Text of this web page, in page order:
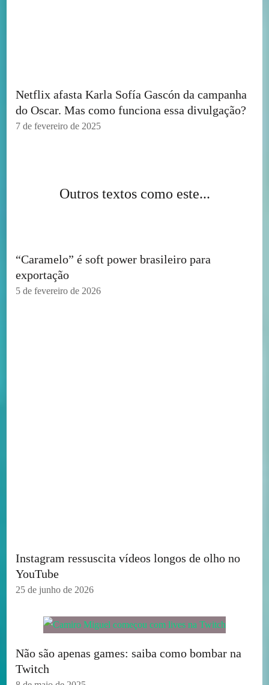
Netflix afasta Karla Sofía Gascón da campanha
do Oscar. Mas como funciona essa divulgação?
7 de fevereiro de 2025
Outros textos como este...
“Caramelo” é soft power brasileiro para
exportação
5 de fevereiro de 2026
Instagram ressuscita vídeos longos de olho no
YouTube
25 de junho de 2026
Não são apenas games: saiba como bombar na
Twitch